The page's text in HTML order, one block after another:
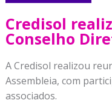
Credisol
Conselho
A Credisol realizou
Assembleia, com
associados.